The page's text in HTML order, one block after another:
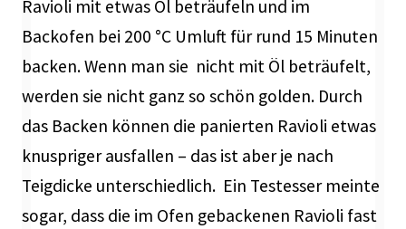
Ravioli mit etwas Öl beträufeln und im
Backofen bei 200 °C Umluft für rund 15 Minuten
backen. Wenn man sie nicht mit Öl beträufelt,
werden sie nicht ganz so schön golden. Durch
das Backen können die panierten Ravioli etwas
knuspriger ausfallen – das ist aber je nach
Teigdicke unterschiedlich. Ein Testesser meinte
sogar, dass die im Ofen gebackenen Ravioli fast